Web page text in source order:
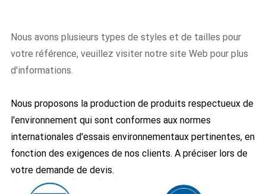
Nous avons plusieurs types de styles et de tailles pour
votre référence, veuillez visiter notre site Web pour plus
d'informations.
Nous proposons la production de produits respectueux de
l'environnement qui sont conformes aux normes
internationales d'essais environnementaux pertinentes, en
fonction des exigences de nos clients. A préciser lors de
votre demande de devis.